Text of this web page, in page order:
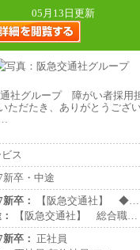
05月13日更新
社グループ 障がい者採用
ただたき、ありがとうござ
ス
新卒・中途
卒：
【阪急交通社】 ◆…
【阪急交通社】 総合職…
卒： 正社員